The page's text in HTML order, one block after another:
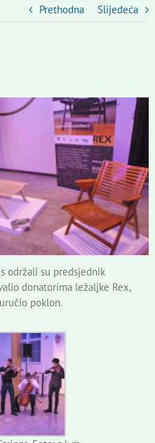
Prethodna Slijedeća
održali su predsjednik
donatorima ležaljke Rex,
poklon.